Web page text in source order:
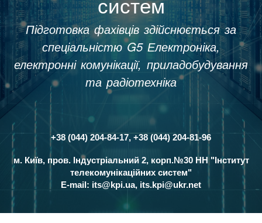
систем
Підготовка фахівців здійснюється за
спеціальністю G5 Електроніка,
електронні комунікації, приладобудування
та радіотехніка
Контакти
+38 (044) 204-84-17, +38 (044) 204-81-96
м. Київ, пров. Індустріальний 2, корп.№30 НН "Інститут
телекомунікаційних систем"
E-mail: its@kpi.ua, its.kpi@ukr.net